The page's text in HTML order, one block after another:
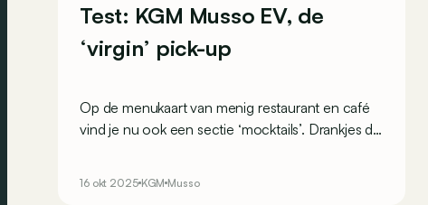
Test: KGM Musso EV, de
‘virgin’ pick-up
Op de menukaart van menig restaurant en café
vind je nu ook een sectie ‘mocktails’. Drankjes die
16 okt 2025 KGM Musso